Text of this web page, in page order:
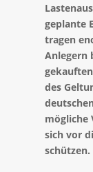
geplante
tragen
Anlegern
des
mögliche
sich vor
schützen.